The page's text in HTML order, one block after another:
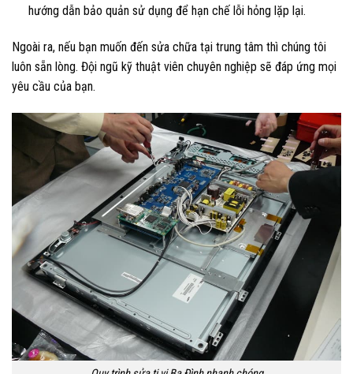
hướng dẫn bảo quản sử dụng để hạn chế lỗi hỏng lặp lại.
Ngoài ra, nếu bạn muốn đến sửa chữa tại trung tâm thì chúng tôi
luôn sẵn lòng. Đội ngũ kỹ thuật viên chuyên nghiệp sẽ đáp ứng mọi
yêu cầu của bạn.